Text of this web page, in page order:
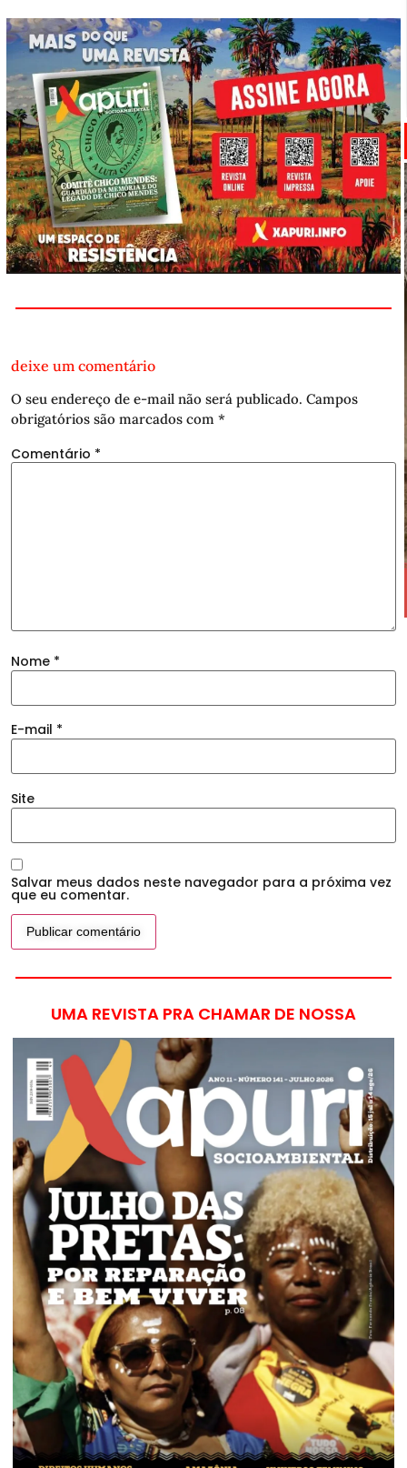
deixe um comentário
O seu endereço de e-mail não será publicado. Campos
obrigatórios são marcados com *
Comentário *
Nome *
E-mail *
Site
Salvar meus dados neste navegador para a próxima vez
que eu comentar.
UMA REVISTA PRA CHAMAR DE NOSSA